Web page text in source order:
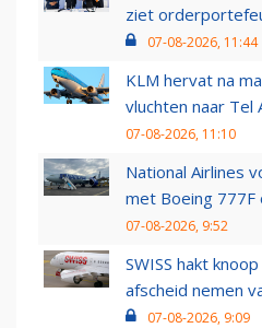
ziet
07-08-2026, 11:44
KLM hervat na
vluchten naar Tel
07-08-2026, 11:10
National Airlines
met Boeing 777F
07-08-2026, 9:52
SWISS hakt
afscheid nemen
07-08-2026, 9:09